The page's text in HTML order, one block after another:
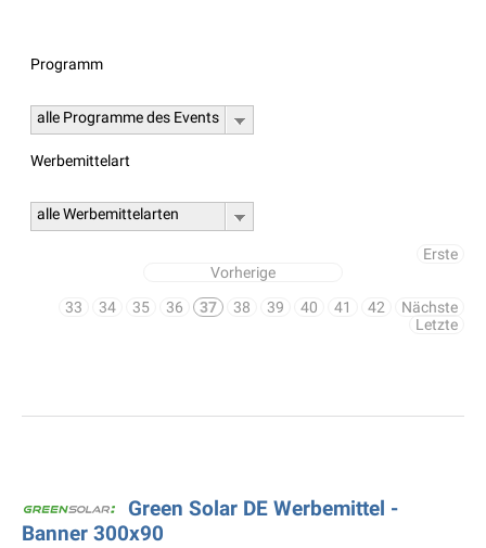
Programm
alle Programme des Events
Werbemittelart
alle Werbemittelarten
Erste
Vorherige
33
34 35 36 37 38 39 40 41 42
Nächste
Letzte
Green Solar DE Werbemittel -
Banner 300x90